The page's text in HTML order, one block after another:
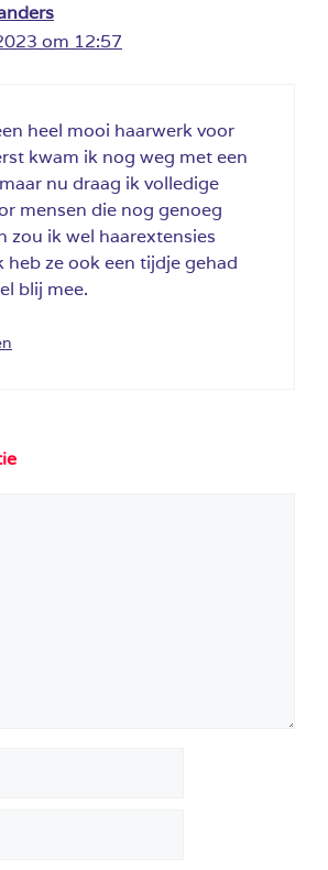
om 12:57
heel mooi haarwerk voor
kwam ik nog weg met een
nu draag ik volledige
mensen die nog genoeg
zou ik wel haarextensies
heb ze ook een tijdje gehad
blij mee.